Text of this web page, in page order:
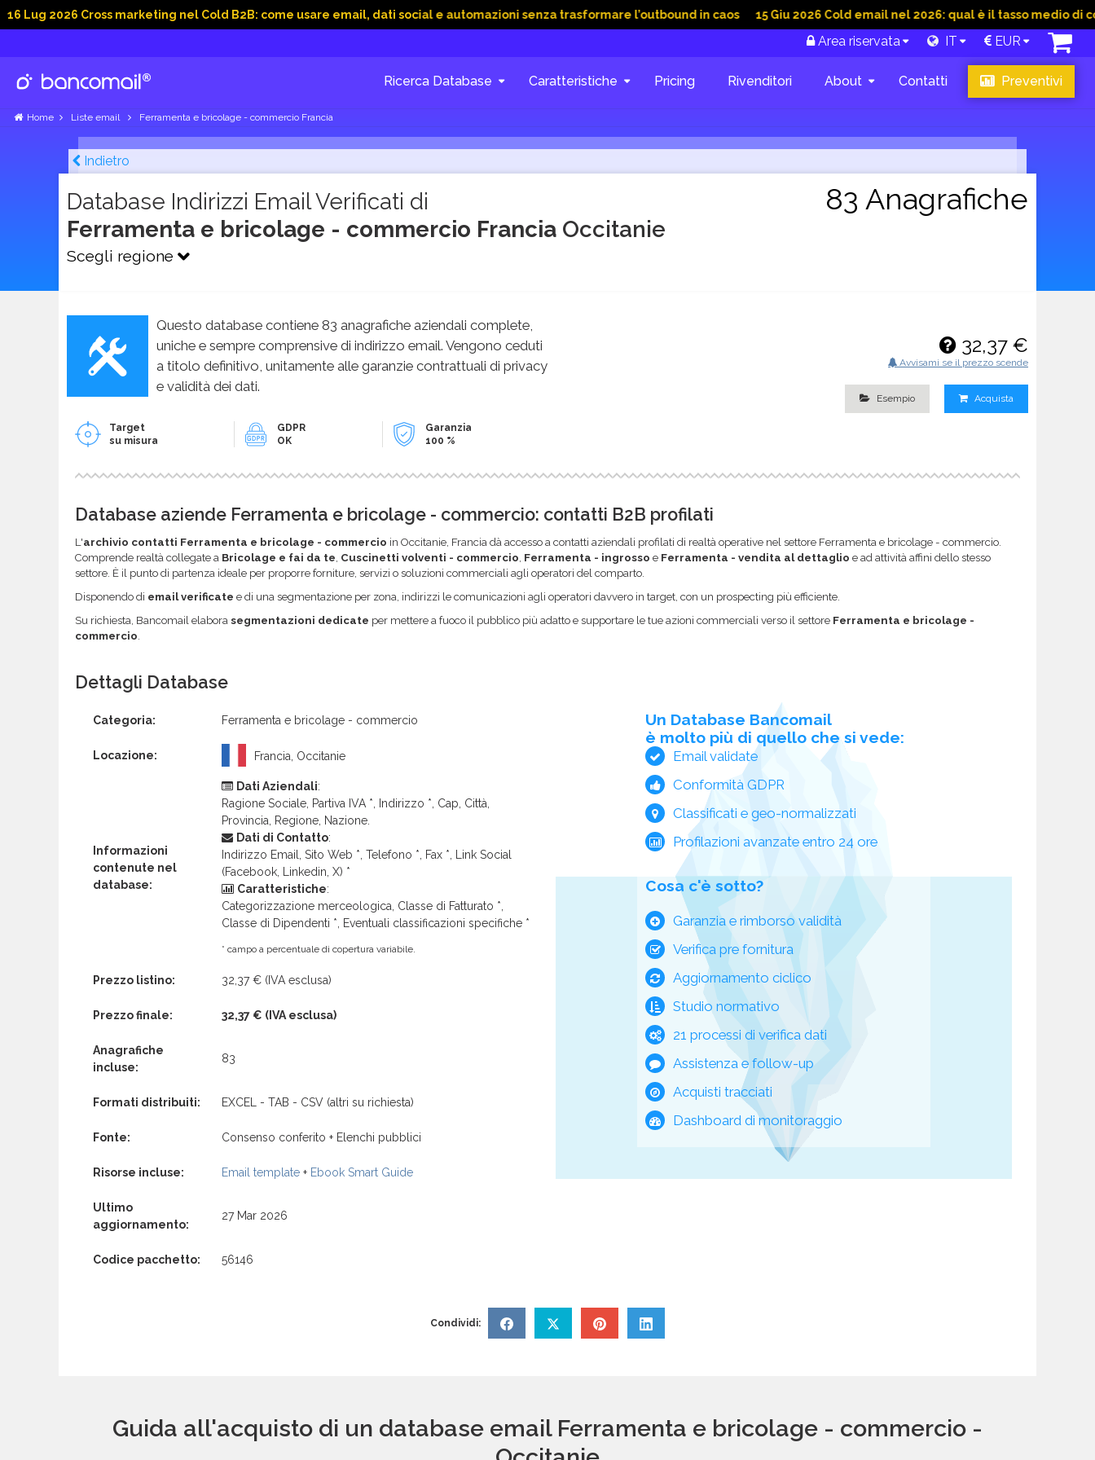
Cross marketing nel Cold B2B: come usare email, dati social e automazioni senza trasformare l’outbound in caos 15 Giu 2026 Cold email nel 2026: qual è il tasso medio di
Area riservata IT EUR
Ricerca Database Caratteristiche Pricing Rivenditori About Contatti Preventivi
Home Liste email Ferramenta e bricolage - commercio Francia
Indietro
Database Indirizzi Email Verificati di
Ferramenta e bricolage - commercio Francia Occitanie
Scegli regione
83 Anagrafiche
Questo database contiene 83 anagrafiche aziendali complete,
uniche e sempre comprensive di indirizzo email. Vengono ceduti
a titolo definitivo, unitamente alle garanzie contrattuali di privacy
e validità dei dati.
Target
su misura
GDPR
OK
Garanzia
100 %
32,37 €
Avvisami se il prezzo scende
Esempio Acquista
Database aziende Ferramenta e bricolage - commercio: contatti B2B profilati
L'archivio contatti Ferramenta e bricolage - commercio in Occitanie, Francia dà accesso a contatti aziendali profilati di realtà operative nel settore Ferramenta e bricolage - commercio.
Comprende realtà collegate a Bricolage e fai da te Cuscinetti volventi - commercio Ferramenta - ingrosso e Ferramenta - vendita al dettaglio e ad attività affini dello stesso
settore. È il punto di partenza ideale per proporre forniture, servizi o soluzioni commerciali agli operatori del comparto.
Disponendo di email verificate e di una segmentazione per zona, indirizzi le comunicazioni agli operatori davvero in target, con un prospecting più efficiente.
Su richiesta, Bancomail elabora segmentazioni dedicate per mettere a fuoco il pubblico più adatto e supportare le tue azioni commerciali verso il settore Ferramenta e bricolage -
commercio
Dettagli Database
Categoria: Ferramenta e bricolage - commercio
Locazione: Francia, Occitanie
Informazioni
contenute nel
database:
Dati Aziendali:
Ragione Sociale, Partiva IVA *, Indirizzo *, Cap, Città,
Provincia, Regione, Nazione.
Dati di Contatto:
Indirizzo Email, Sito Web *, Telefono *, Fax *, Link Social
(Facebook, Linkedin, X) *
Caratteristiche:
Categorizzazione merceologica, Classe di Fatturato *,
Classe di Dipendenti *, Eventuali classificazioni specifiche *
* campo a percentuale di copertura variabile.
Prezzo listino: 32,37 € (IVA esclusa)
Prezzo finale: 32,37 € (IVA esclusa)
Anagrafiche
incluse:
83
Formati distribuiti: EXCEL - TAB - CSV (altri su richiesta)
Fonte: Consenso conferito + Elenchi pubblici
Risorse incluse: Email template + Ebook Smart Guide
Ultimo
aggiornamento:
27 Mar 2026
Codice pacchetto: 56146
Un Database Bancomail
è molto più di quello che si vede:
Email validate
Conformità GDPR
Classificati e geo-normalizzati
Profilazioni avanzate entro 24 ore
Cosa c'è sotto?
Garanzia e rimborso validità
Verifica pre fornitura
Aggiornamento ciclico
Studio normativo
21 processi di verifica dati
Assistenza e follow-up
Acquisti tracciati
Dashboard di monitoraggio
Condividi:
Guida all'acquisto di un database email Ferramenta e bricolage - commercio -